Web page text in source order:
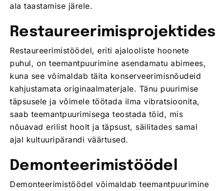
ala taastamise järele.
Restaureerimisprojektides
Restaureerimistöödel, eriti ajalooliste hoonete
puhul, on teemantpuurimine asendamatu abimees,
kuna see võimaldab täita konserveerimisnõudeid
kahjustamata originaalmaterjale. Tänu puurimise
täpsusele ja võimele töötada ilma vibratsioonita,
saab teemantpuurimisega teostada töid, mis
nõuavad erilist hoolt ja täpsust, säilitades samal
ajal kultuuripärandi väärtused.
Demonteerimistöödel
Demonteerimistöödel võimaldab teemantpuurimine